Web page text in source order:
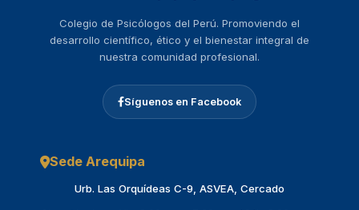
Colegio de Psicólogos del Perú. Promoviendo el
desarrollo científico, ético y el bienestar integral de
nuestra comunidad profesional.
Síguenos en Facebook
Sede Arequipa
Urb. Las Orquídeas C-9, ASVEA, Cercado